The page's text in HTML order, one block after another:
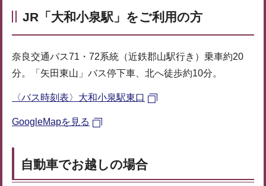
JR「大和小泉駅」をご利用の方
奈良交通バス71・72系統（近鉄郡山駅行き）乗車約20
分。「矢田東山」バス停下車、北へ徒歩約10分。
〈バス時刻表〉大和小泉駅東口
GoogleMapを見る
自動車でお越しの場合